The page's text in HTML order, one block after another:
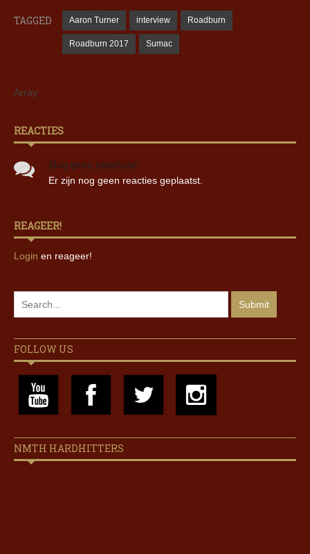
TAGGED Aaron Turner interview Roadburn
Roadburn 2017 Sumac
Array
REACTIES
Nog geen reacties!
Er zijn nog geen reacties geplaatst.
REAGEER!
Login en reageer!
FOLLOW US
NMTH HARDHITTERS